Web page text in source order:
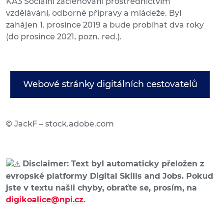
vzdělávání, odborné přípravy a mládeže. Byl
zahájen 1. prosince 2019 a bude probíhat dva roky
(do prosince 2021, pozn. red.).
Webové stránky digitálních cestovatelů
© JackF – stock.adobe.com
Disclaimer: Text byl automaticky přeložen z
evropské platformy Digital Skills and Jobs. Pokud
jste v textu našli chyby, obraťte se, prosím, na
digikoalice@npi.cz.